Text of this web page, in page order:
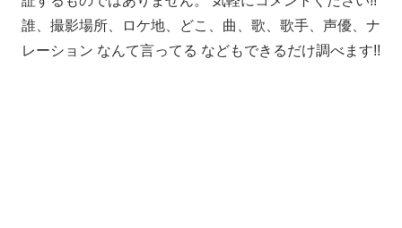
誰、撮影場所、ロケ地、どこ、曲、歌、歌手、声優、ナ
レーション なんて言ってる などもできるだけ調べます!!